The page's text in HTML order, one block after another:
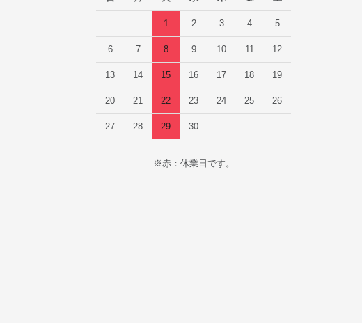
1 2 3 4 5
6 7 8 9 10 11 12
13 14 15 16 17 18 19
20 21 22 23 24 25 26
27 28 29 30
※赤：休業日です。